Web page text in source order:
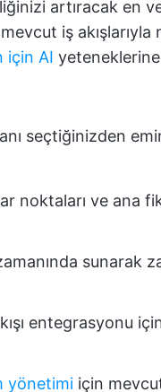
artıracak en
iş akışlarıyla
için AI yeteneklerine
seçtiğinizden
noktaları ve ana
sunarak
entegrasyonu
yönetimi için